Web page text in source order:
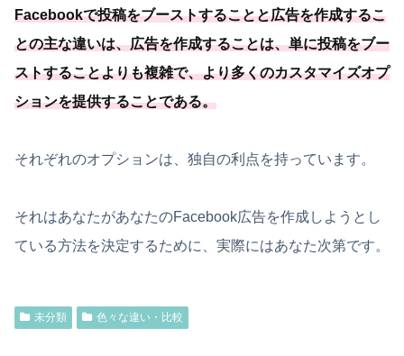
Facebookで投稿をブーストすることと広告を作成するこ
との主な違いは、広告を作成することは、単に投稿をブー
ストすることよりも複雑で、より多くのカスタマイズオプ
ションを提供することである。
それぞれのオプションは、独自の利点を持っています。
それはあなたがあなたのFacebook広告を作成しようとし
ている方法を決定するために、実際にはあなた次第です。
未分類 色々な違い・比較